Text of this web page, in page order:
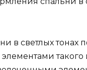
в светлых тонах